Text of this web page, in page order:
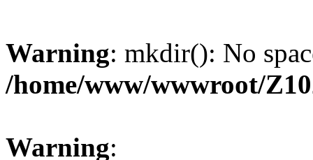
Warning: mkdir(): No
/home/www/wwwroot/
Warning: